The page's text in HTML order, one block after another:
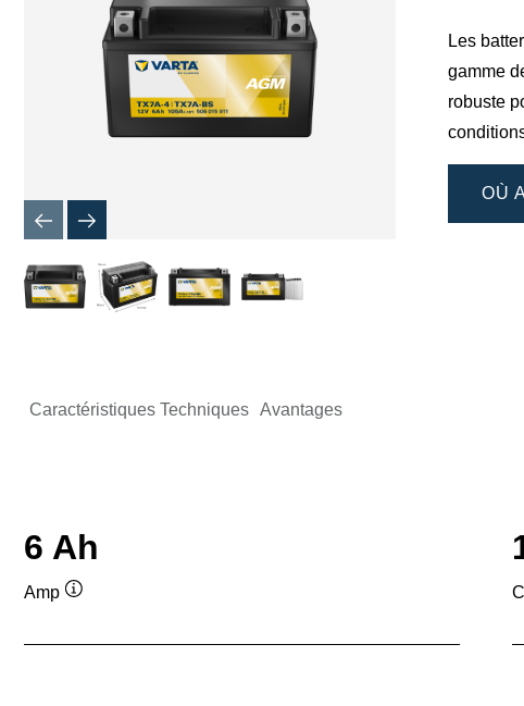
Les
gamme
robuste
OÙ
Caractéristiques Techniques Avantages
6 Ah
Amp